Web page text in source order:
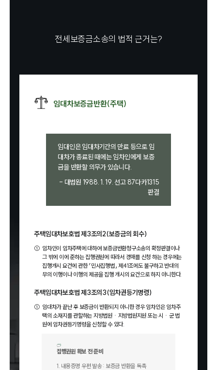
전세보증금소송의 법적 근거는?
임대차보증금반환(주택)
임대인은 임대차기간의 만료 등으로 임
대차가 종료된 때에는 임차인에게 보증
금을 반환할 의무가 있습니다.
- 대법원 1988. 1. 19. 선고 87다카1315
판결
주택임대차보호법 제3조의2(보증금의 회수)
① 임차인이 임차주택에 대하여 보증금반환청구소송의 확정판결이나
그 밖에 이에 준하는 집행권원에 따라서 경매를 신청 하는 경우에는
집행개시 요건에 관한 「민사집행법」 제41조에도 불구하고 반대의
무의 이행이나 이행의 제공을 집행 개시의 요건으로 하지 아니한다.
주택임대차보호법 제3조의3(임차권등기명령)
① 임대차가 끝난 후 보증금이 반환되지 아니한 경우 임차인은 임차주
택의 소재지를 관할하는 지방법원ㆍ지방법원지원 또는 시ㆍ군 법
원에 임차권등기명령을 신청할 수 있다.
집행권원 확보 전 준비
1. 내용증명 우편 발송 : 보증금 반환을 독촉